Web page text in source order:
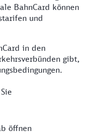
BahnCard können
und
in den
gibt,
öffnen